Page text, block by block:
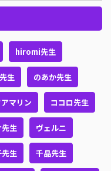
hiromi先生
生 のあか先生
マリン ココロ先生
先生 ヴェルニ
生 千晶先生